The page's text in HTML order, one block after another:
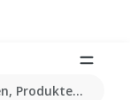
Produkten...
und